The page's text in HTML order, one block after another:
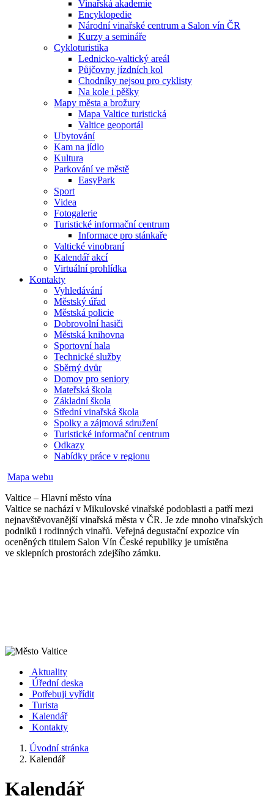
Vinařská akademie
Encyklopedie
Národní vinařské centrum a Salon vín ČR
Kurzy a semináře
Cykloturistika
Lednicko-valtický areál
Půjčovny jízdních kol
Chodníky nejsou pro cyklisty
Na kole i pěšky
Mapy města a brožury
Mapa Valtice turistická
Valtice geoportál
Ubytování
Kam na jídlo
Kultura
Parkování ve městě
EasyPark
Sport
Videa
Fotogalerie
Turistické informační centrum
Informace pro stánkaře
Valtické vinobraní
Kalendář akcí
Virtuální prohlídka
Kontakty
Vyhledávání
Městský úřad
Městská policie
Dobrovolní hasiči
Městská knihovna
Sportovní hala
Technické služby
Sběrný dvůr
Domov pro seniory
Mateřská škola
Základní škola
Střední vinařská škola
Spolky a zájmová sdružení
Turistické informační centrum
Odkazy
Nabídky práce v regionu
Mapa webu
Valtice – Hlavní město vína
Valtice se nachází v Mikulovské vinařské podoblasti a patří mezi
nejnavštěvovanější vinařská města v ČR. Je zde mnoho vinařských
podniků i rodinných vinařů. Veřejná degustační expozice vín
oceněných titulem Salon Vín České republiky je umístěna
ve sklepních prostorách zdejšího zámku.
Aktuality
Úřední deska
Potřebuji vyřídit
Turista
Kalendář
Kontakty
Úvodní stránka
Kalendář
Kalendář